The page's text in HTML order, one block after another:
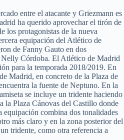
entre el atacante y Griezmann es
ha querido aprovechar el tirón de
los protagonistas de la nueva
equipación del Atlético de
de Fanny Gauto en dos
Córdoba. El Atlético de Madrid
para la temporada 2018/2019. En
Madrid, en concreto de la Plaza de
la fuente de Neptuno. En la
se incluye un tridente haciendo
la Plaza Cánovas del Castillo donde
combina dos tonalidades
más claro y en la zona posterior del
tridente, como otra referencia a